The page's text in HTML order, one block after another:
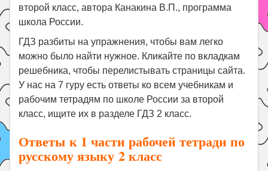
второй класс, автора Канакина В.П., программа
школа России.
ГДЗ разбиты на упражнения, чтобы вам легко
можно было найти нужное. Кликайте по вкладкам
решебника, чтобы перелистывать страницы сайта.
У нас на 7 гуру есть ответы ко всем учебникам и
рабочим тетрадям по школе России за второй
класс, ищите их в разделе ГДЗ 2 класс.
Ответы к 1 части рабочей тетради по
русскому языку 2 класс